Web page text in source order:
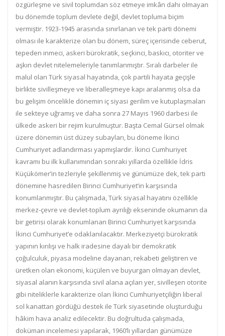
özgürleşme ve sivil toplumdan söz etmeye imkân dahi olmayan
bu dönemde toplum devlete değil, devlet topluma biçim
vermiştir. 1923-1945 arasında sınırlanan ve tek parti dönemi
olması ile karakterize olan bu dönem, süreç içerisinde ceberut,
tepeden inmeci, askeri bürokratik, seçkinci, baskıcı, otoriter ve
aşkın devlet nitelemeleriyle tanımlanmıştır. Sıralı darbeler ile
malul olan Türk siyasal hayatında, çok partili hayata geçişle
birlikte sivilleşmeye ve liberalleşmeye kapı aralanmış olsa da
bu gelişim öncelikle dönemin iç siyasi gerilim ve kutuplaşmaları
ile sekteye uğramış ve daha sonra 27 Mayıs 1960 darbesi ile
ülkede askeri bir rejim kurulmuştur. Başta Cemal Gürsel olmak
üzere dönemin üst düzey subayları, bu döneme İkinci
Cumhuriyet adlandırması yapmışlardır. İkinci Cumhuriyet
kavramı bu ilk kullanımından sonraki yıllarda özellikle İdris
Küçükömer’in tezleriyle şekillenmiş ve günümüze dek, tek parti
dönemine hasredilen Birinci Cumhuriyet’in karşısında
konumlanmıştır. Bu çalışmada, Türk siyasal hayatını özellikle
merkez-çevre ve devlet-toplum ayrılığı ekseninde okumanın da
bir getirisi olarak konumlanan Birinci Cumhuriyet karşısında
İkinci Cumhuriyet’e odaklanılacaktır. Merkeziyetçi bürokratik
yapının kırılışı ve halk iradesine dayalı bir demokratik
çoğulculuk, piyasa modeline dayanan, rekabeti geliştiren ve
üretken olan ekonomi, küçülen ve buyurgan olmayan devlet,
siyasal alanın karşısında sivil alana açılan yer, sivilleşen otorite
gibi niteliklerle karakterize olan İkinci Cumhuriyetçiliğin liberal
sol kanattan gördüğü destek ile Türk siyasetinde oluşturduğu
hâkim hava analiz edilecektir. Bu doğrultuda çalışmada,
doküman incelemesi yapılarak, 1960’lı yıllardan günümüze